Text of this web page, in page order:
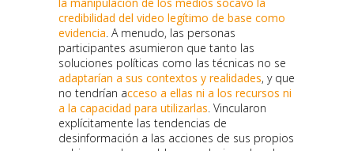
credibilidad del video legítimo de base como
evidencia . A menudo, las personas
participantes asumieron que tanto las
soluciones políticas como las técnicas no se
adaptarían a sus contextos y realidades, y que
no tendrían acceso a ellas ni a los recursos ni
a la capacidad para utilizarlas . Vincularon
explícitamente las tendencias de
desinformación a las acciones de sus propios